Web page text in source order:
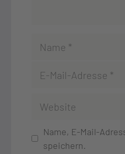
Name, E-Mail-
speichern.